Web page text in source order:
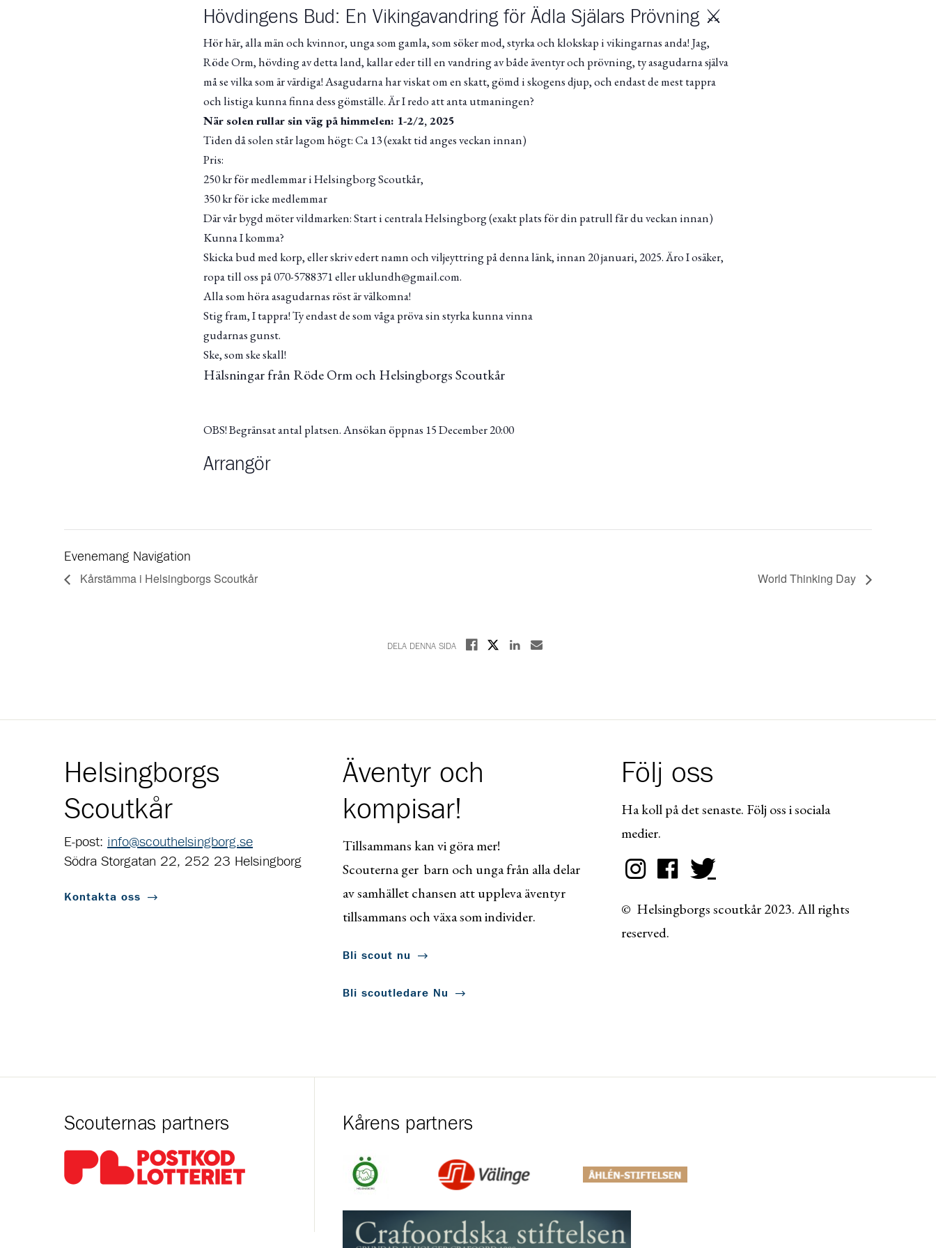
Hövdingens Bud: En Vikingavandring för Ädla Själars Prövning ⚔️
Hör här, alla män och kvinnor, unga som gamla, som söker mod, styrka och klokskap i vikingarnas anda! Jag,
Röde Orm, hövding av detta land, kallar eder till en vandring av både äventyr och prövning, ty asagudarna själva
må se vilka som är värdiga! Asagudarna har viskat om en skatt, gömd i skogens djup, och endast de mest tappra
och listiga kunna finna dess gömställe. Är I redo att anta utmaningen?
När solen rullar sin väg på himmelen: 1-2/2, 2025
Tiden då solen står lagom högt: Ca 13 (exakt tid anges veckan innan)
Pris:
250 kr för medlemmar i Helsingborg Scoutkår,
350 kr för icke medlemmar
Där vår bygd möter vildmarken: Start i centrala Helsingborg (exakt plats för din patrull får du veckan innan)
Kunna I komma?
Skicka bud med korp, eller skriv edert namn och viljeyttring på denna länk, innan 20 januari, 2025. Äro I osäker,
ropa till oss på 070-5788371 eller uklundh@gmail.com.
Alla som höra asagudarnas röst är välkomna!
Stig fram, I tappra! Ty endast de som våga pröva sin styrka kunna vinna
gudarnas gunst.
Ske, som ske skall!
Hälsningar från Röde Orm och Helsingborgs Scoutkår
OBS! Begränsat antal platsen. Ansökan öppnas 15 December 20:00
Arrangör
Evenemang Navigation
Kårstämma i Helsingborgs Scoutkår World Thinking Day
DELA DENNA SIDA Dela på Facebook
Dela på XDela på Linkedin
Dela med E-post
Helsingborgs
Scoutkår
E-post: info@scouthelsingborg.se
Södra Storgatan 22, 252 23 Helsingborg
Kontakta oss
Äventyr och
kompisar!
Tillsammans kan vi göra mer!
Scouterna ger barn och unga från alla delar
av samhället chansen att uppleva äventyr
tillsammans och växa som individer.
Bli scout nu
Bli scoutledare Nu
Följ oss
Ha koll på det senaste. Följ oss i sociala
medier.
© Helsingborgs scoutkår 2023. All rights
reserved.
Scouternas partners
Gå till pl_50
Kårens partners
Gå till https://helsingborg.se/uppleva-och-gora/foreningar/lokal-overenskommelse-i-helsingborg/
Gå till https://valinge.com/
Gå till https://ahlenstiftelsen.se/
Gå till https://www.crafoord.se/